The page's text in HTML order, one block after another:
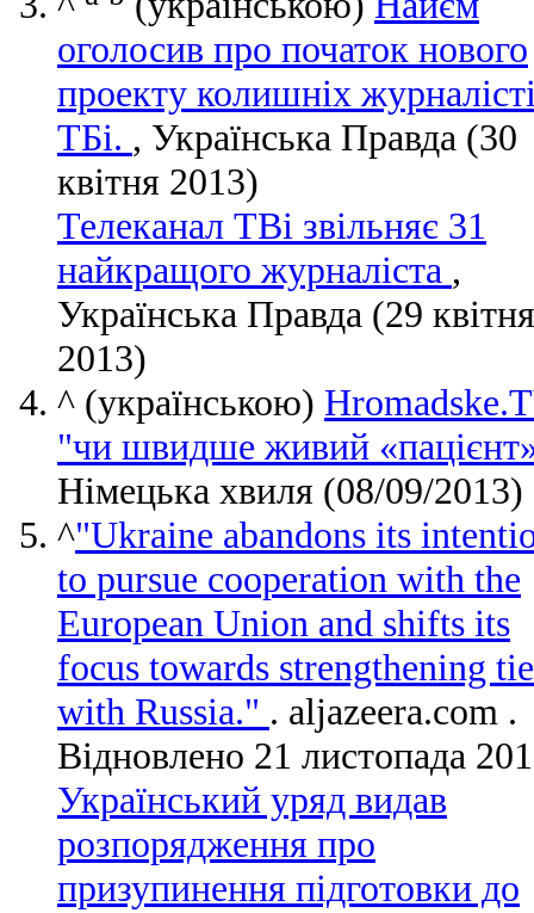
оголосив про початок нового
проекту колишніх
ТБі. , Українська Правда (30
квітня 2013)
Телеканал ТВі звільняє 31
найкращого журналіста ,
Українська Правда (29 квітня
2013)
^ (українською)
"чи швидше живий
Німецька хвиля (08/09/2013)
^"Ukraine abandons its
to pursue cooperation with the
European Union and shifts its
focus towards strengthening
with Russia." . aljazeera.com .
Відновлено 21 листопада
Український уряд видав
розпорядження про
призупинення підготовки до